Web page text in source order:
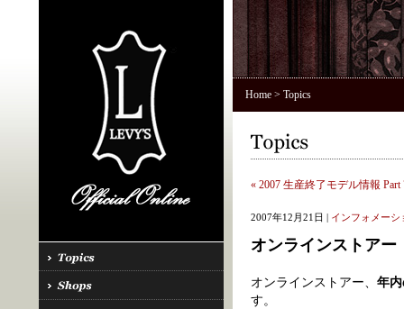
Home> Topics
« 2007 生産終了モデル情報 Part
2007年12月21日 | インフォメーシ
オンラインストア
オンラインストアー、 年
す。